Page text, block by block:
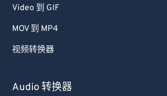
Video 到 GIF
MOV 到 MP4
视频转换器
Audio 转换器